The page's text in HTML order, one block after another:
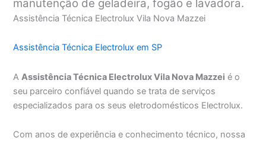
manutenção de geladeira, fogão e lavadora.
Assistência Técnica Electrolux Vila Nova Mazzei
Assistência Técnica Electrolux em SP
AAssistência Técnica Electrolux Vila Nova Mazzei é o
seu parceiro confiável quando se trata de serviços
especializados para os seus eletrodomésticos Electrolux.
Com anos de experiência e conhecimento técnico, nossa